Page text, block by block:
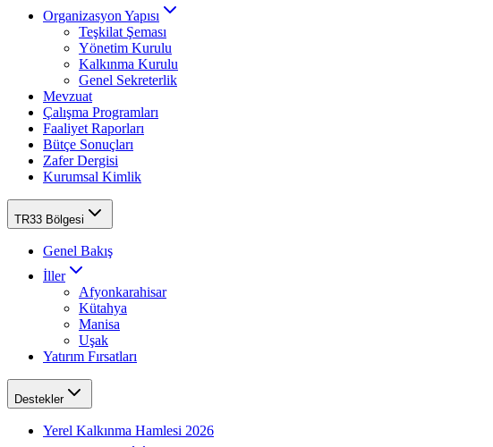
Organizasyon Yapısı
Teşkilat Şeması
Yönetim Kurulu
Kalkınma Kurulu
Genel Sekreterlik
Mevzuat
Çalışma Programları
Faaliyet Raporları
Bütçe Sonuçları
Zafer Dergisi
Kurumsal Kimlik
TR33 Bölgesi
Genel Bakış
İller
Afyonkarahisar
Kütahya
Manisa
Uşak
Yatırım Fırsatları
Destekler
Yerel Kalkınma Hamlesi 2026